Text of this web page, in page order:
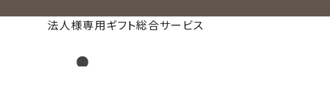
法人様専用ギフト総合サービス